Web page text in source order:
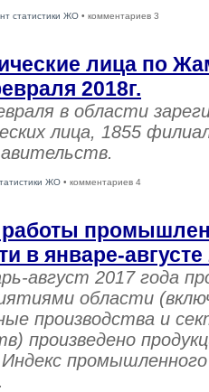
статистики ЖО • комментариев 3
лица по
2018г.
в области
лица, 1855
ЖО • комментариев 4
работы
в январе-августе
август 2017 года
области
производства и
произведено